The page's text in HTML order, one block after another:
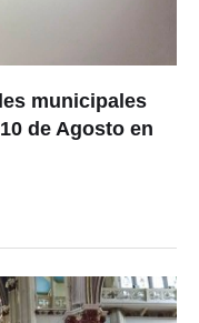
municipales
de Agosto en